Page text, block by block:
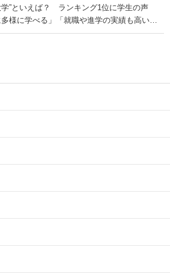
学”といえば？ ランキング1位に学生の声
多様に学べる」「就職や進学の実績も高い」
チ